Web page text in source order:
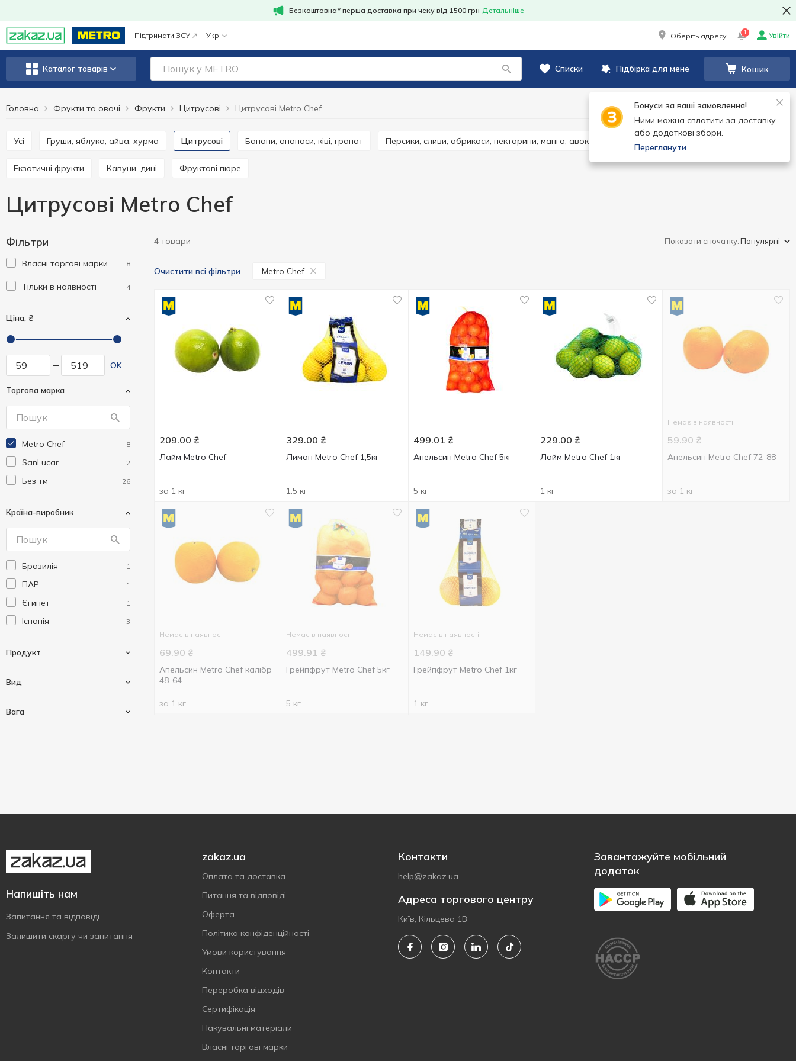
Безкоштовна* перша доставка при чеку від 1500 грн Детальніше
Підтримати ЗСУ Укр Оберіть адресу 1 Увійти
Каталог товарів Списки Підбірка для мене Кошик
Бонуси за ваші замовлення!
Ними можна сплатити за доставку
або додаткові збори.
Переглянути
Головна Фрукти та овочі Фрукти Цитрусові Цитрусові Metro Chef
Усі Груши, яблука, айва, хурма Цитрусові Банани, ананаси, ківі, гранат Персики, сливи, абрикоси, нектарини, манго, авокадо, алича
Екзотичні фрукти Кавуни, дині Фруктові пюре
Цитрусові Metro Chef
Фільтри
Власні торгові марки 8
Тільки в наявності 4
Ціна, ₴
OK
Торгова марка
Metro Chef 8
SanLucar 2
Без тм 26
Країна-виробник
Бразилія 1
ПАР 1
Єгипет 1
Іспанія 3
Продукт
Вид
Вага
4 товари Показати спочатку:Популярні
Очистити всі фільтри Metro Chef
209.00 ₴
Лайм Metro Chef
за 1 кг
329.00 ₴
Лимон Metro Chef 1,5кг
1.5 кг
499.01 ₴
Апельсин Metro Chef 5кг
5 кг
229.00 ₴
Лайм Metro Chef 1кг
1 кг
Немає в наявності
59.90 ₴
Апельсин Metro Chef 72-88
за 1 кг
Немає в наявності
69.90 ₴
Апельсин Metro Chef калібр
48-64
за 1 кг
Немає в наявності
499.91 ₴
Грейпфрут Metro Chef 5кг
5 кг
Немає в наявності
149.90 ₴
Грейпфрут Metro Chef 1кг
1 кг
Напишіть нам
Запитання та відповіді
Залишити скаргу чи запитання
zakaz.ua
Оплата та доставка
Питання та відповіді
Оферта
Політика конфіденційності
Умови користування
Контакти
Переробка відходів
Сертифiкацiя
Пакувальні матеріали
Власнi торговi марки
Контакти
help@zakaz.ua
Адреса торгового центру
Київ, Кільцева 1В
Завантажуйте мобільний
додаток